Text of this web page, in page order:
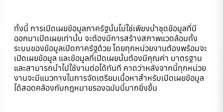
ทั้งนี้ การเปิดเผยข้อมูลภาครัฐนั้นไม่ใช่เพียงนำชุดข้อมูลที่มี
ออกมาเปิดเผยเท่านั้น จะต้องมีการสร้างสภาพแวดล้อมทั้ง
ระบบของข้อมูลเปิดภาครัฐด้วย โดยทุกหน่วยงานต้องพร้อมจะ
เปิดเผยข้อมูล และข้อมูลที่เปิดเผยนั้นต้องมีคุณค่า มาตรฐาน
และสามารถนำไปใช้งานต่อได้ทันที คาดว่าหลังจากนี้ทุกหน่วย
งานจะมีแนวทางในการจัดเตรียมเนื้อหาสำหรับเปิดเผยข้อมูล
ได้สอดคล้องกับกฎหมายรองฉบับนี้มากยิ่งขึ้น